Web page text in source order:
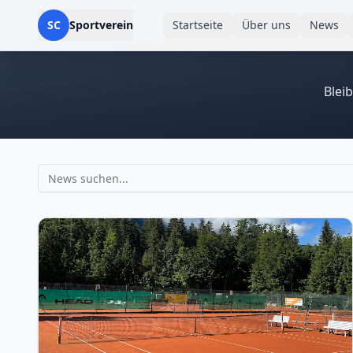
SC Sportverein Startseite Über uns News